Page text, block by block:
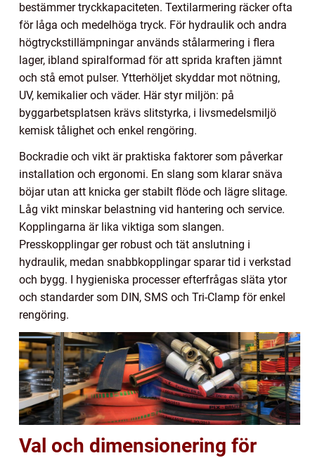
bestämmer tryckkapaciteten. Textilarmering räcker ofta
för låga och medelhöga tryck. För hydraulik och andra
högtryckstillämpningar används stålarmering i flera
lager, ibland spiralformad för att sprida kraften jämnt
och stå emot pulser. Ytterhöljet skyddar mot nötning,
UV, kemikalier och väder. Här styr miljön: på
byggarbetsplatsen krävs slitstyrka, i livsmedelsmiljö
kemisk tålighet och enkel rengöring.
Bockradie och vikt är praktiska faktorer som påverkar
installation och ergonomi. En slang som klarar snäva
böjar utan att knicka ger stabilt flöde och lägre slitage.
Låg vikt minskar belastning vid hantering och service.
Kopplingarna är lika viktiga som slangen.
Presskopplingar ger robust och tät anslutning i
hydraulik, medan snabbkopplingar sparar tid i verkstad
och bygg. I hygieniska processer efterfrågas släta ytor
och standarder som DIN, SMS och Tri-Clamp för enkel
rengöring.
Val och dimensionering för